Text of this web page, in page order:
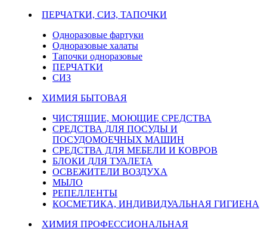
ПЕРЧАТКИ, СИЗ, ТАПОЧКИ
Одноразовые фартуки
Одноразовые халаты
Тапочки одноразовые
ПЕРЧАТКИ
СИЗ
ХИМИЯ БЫТОВАЯ
ЧИСТЯЩИЕ, МОЮЩИЕ СРЕДСТВА
СРЕДСТВА ДЛЯ ПОСУДЫ И
ПОСУДОМОЕЧНЫХ МАШИН
СРЕДСТВА ДЛЯ МЕБЕЛИ И КОВРОВ
БЛОКИ ДЛЯ ТУАЛЕТА
ОСВЕЖИТЕЛИ ВОЗДУХА
МЫЛО
РЕПЕЛЛЕНТЫ
КОСМЕТИКА, ИНДИВИДУАЛЬНАЯ ГИГИЕНА
ХИМИЯ ПРОФЕССИОНАЛЬНАЯ